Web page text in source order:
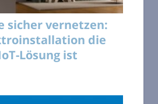
sicher vernetzen:
die
Lösung ist